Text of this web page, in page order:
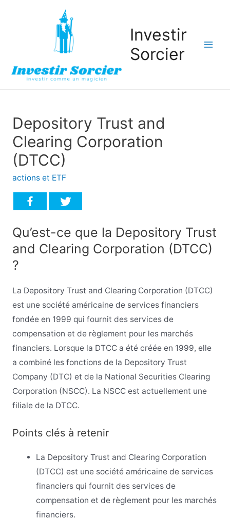
Investir
Sorcier
Depository Trust and
Clearing Corporation
(DTCC)
actions et ETF
Qu’est-ce que la Depository Trust
and Clearing Corporation (DTCC)
?
La Depository Trust and Clearing Corporation (DTCC)
est une société américaine de services financiers
fondée en 1999 qui fournit des services de
compensation et de règlement pour les marchés
financiers. Lorsque la DTCC a été créée en 1999, elle
a combiné les fonctions de la Depository Trust
Company (DTC) et de la National Securities Clearing
Corporation (NSCC). La NSCC est actuellement une
filiale de la DTCC.
Points clés à retenir
La Depository Trust and Clearing Corporation
(DTCC) est une société américaine de services
financiers qui fournit des services de
compensation et de règlement pour les marchés
financiers.